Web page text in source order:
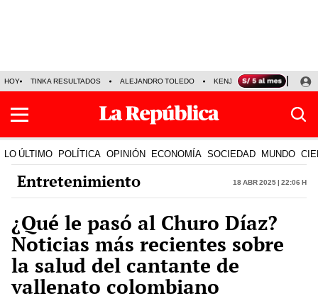
HOY TINKA RESULTADOS ALEJANDRO TOLEDO KENJI FUJIMORI
LO ÚLTIMO POLÍTICA OPINIÓN ECONOMÍA SOCIEDAD MUNDO
Entretenimiento 18 Abr 2025 | 22:06 h
¿Qué le pasó al Churo Díaz?
Noticias más recientes sobre
la salud del cantante de
vallenato colombiano